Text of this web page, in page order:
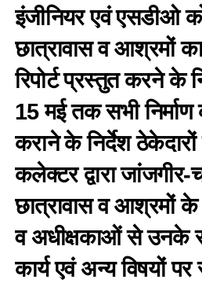
इंजीनियर एवं एसडीओ
छात्रावास व आश्रमों
रिपोर्ट प्रस्तुत करने के
15 मई तक सभी निर्माण
कराने के निर्देश
कलेक्टर द्वारा
छात्रावास व आश्रमों
व अधीक्षकाओं से उनके
कार्य एवं अन्य विषयों पर